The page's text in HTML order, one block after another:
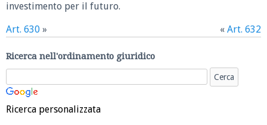
investimento per il futuro.
Art. 630 » « Art. 632
Ricerca nell'ordinamento giuridico
Ricerca personalizzata